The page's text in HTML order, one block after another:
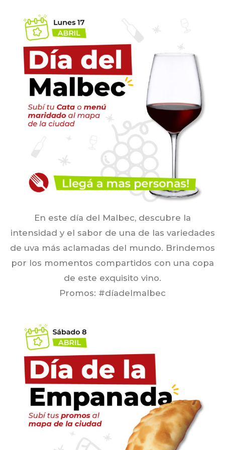
En este día del Malbec, descubre la
intensidad y el sabor de una de las variedades
de uva más aclamadas del mundo. Brindemos
por los momentos compartidos con una copa
de este exquisito vino.
Promos: #díadelmalbec